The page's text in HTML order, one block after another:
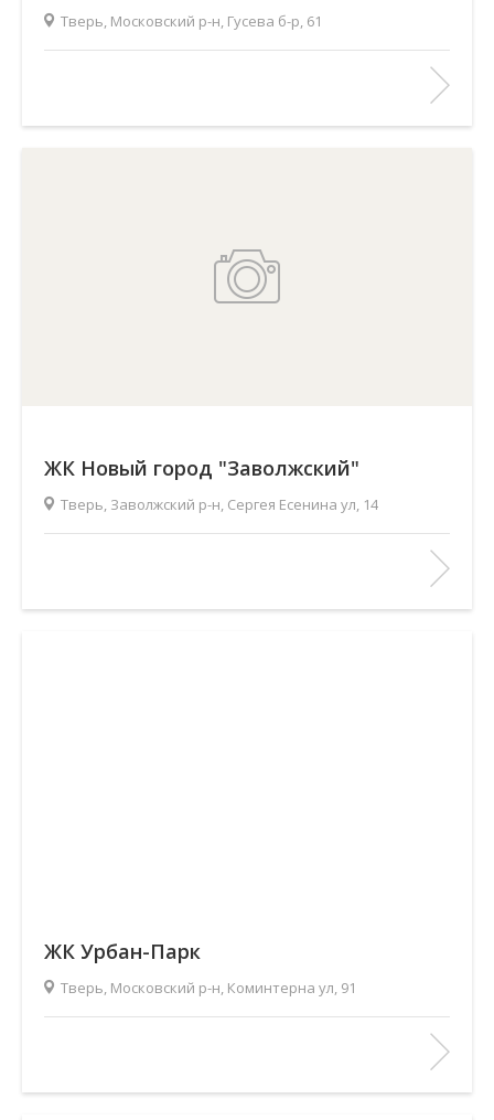
Тверь, Московский р-н, Гусева б-р, 61
ЖК Новый город "Заволжский"
Тверь, Заволжский р-н, Сергея Есенина ул, 14
ЖК Урбан-Парк
Тверь, Московский р-н, Коминтерна ул, 91